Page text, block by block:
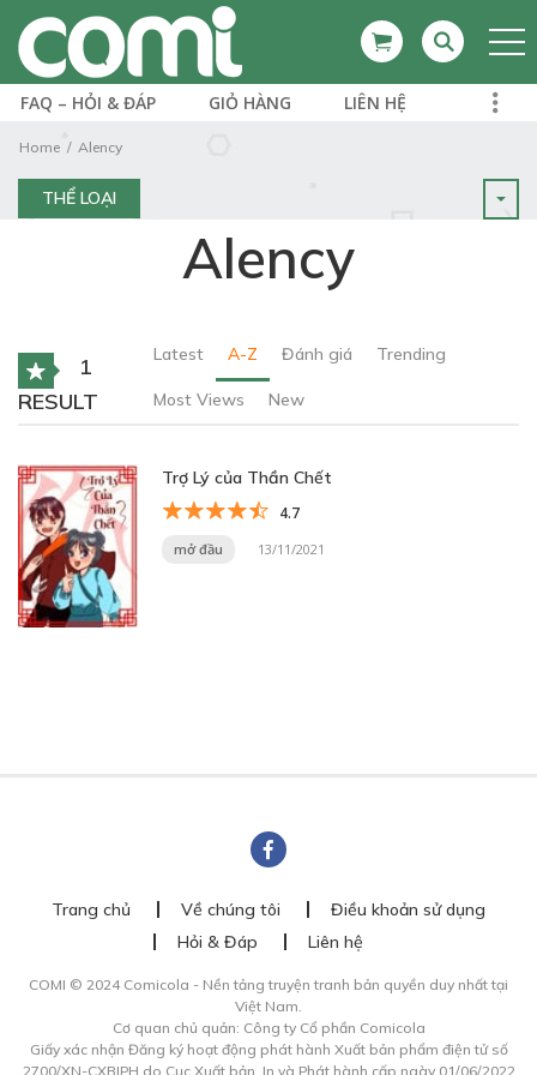
FAQ – HỎI & ĐÁP GIỎ HÀNG LIÊN HỆ
Home Alency
THỂ LOẠI
Alency
1
RESULT
Latest A-Z Đánh giá Trending
Most Views New
Trợ Lý của Thần Chết
4.7
mở đầu 13/11/2021
Trang chủ Về chúng tôi
Điều khoản sử dụng
Hỏi & Đáp
Liên hệ
COMI © 2024 Comicola - Nền tảng truyện tranh bản quyền duy nhất tại
Việt Nam.
Cơ quan chủ quản: Công ty Cổ phần Comicola
Giấy xác nhận Đăng ký hoạt động phát hành Xuất bản phẩm điện tử số
2700/XN-CXBIPH do Cục Xuất bản, In và Phát hành cấp ngày 01/06/2022